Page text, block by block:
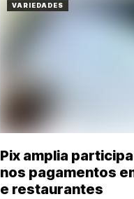
VARIEDADES
Pix amplia
nos pagamentos
e restaurantes